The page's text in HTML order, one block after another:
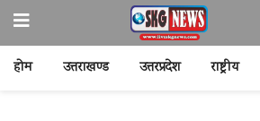
होम उत्तराखण्ड उत्तरप्रदेश राष्ट्रीय